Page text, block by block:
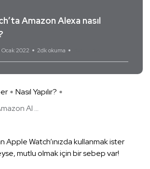
Amazon Alexa nasıl
Ocak 2022 2dk okuma
Nasıl Yapılır?
Al ...
Apple Watch’ınızda kullanmak ister
mutlu olmak için bir sebep var!